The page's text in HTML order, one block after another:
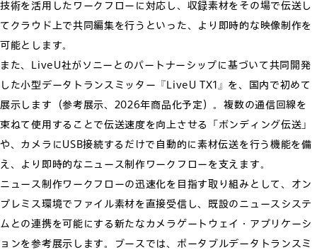
技術を活用したワークフローに対応し、収録素材をその場で伝送し
てクラウド上で共同編集を行うといった、より即時的な映像制作を
可能とします。
また、LiveU社がソニーとのパートナーシップに基づいて共同開発
した小型データトランスミッター『LiveU TX1』を、国内で初めて
展示します（参考展示、2026年商品化予定）。複数の通信回線を
束ねて使用することで伝送速度を向上させる「ボンディング伝送」
や、カメラにUSB接続するだけで自動的に素材伝送を行う機能を備
え、より即時的なニュース制作ワークフローを支えます。
ニュース制作ワークフローの迅速化を目指す取り組みとして、オン
プレミス環境でファイル素材を直接受信し、既設のニュースシステ
ムとの連携を可能にする新たなカメラゲートウェイ・アプリケーシ
ョンを参考展示します。ブースでは、ポータブルデータトランスミ